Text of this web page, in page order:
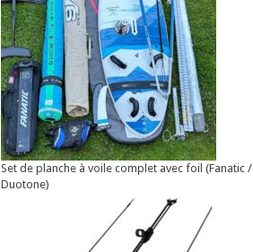
Set de planche à voile complet avec foil (Fanatic /
Duotone)